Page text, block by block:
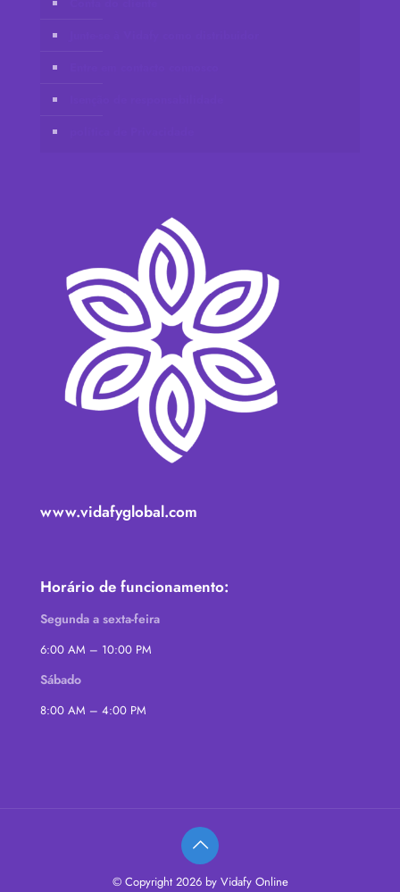
www.vidafyglobal.com
Horário de funcionamento:
Segunda a sexta-feira
6:00 AM – 10:00 PM
Sábado
8:00 AM – 4:00 PM
© Copyright 2026 by Vidafy Online